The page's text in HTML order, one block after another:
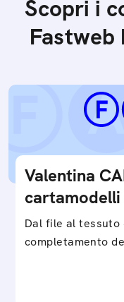
Scopri i
Fastweb
Valentina
cartamodelli
Dal file al tessuto
completamento